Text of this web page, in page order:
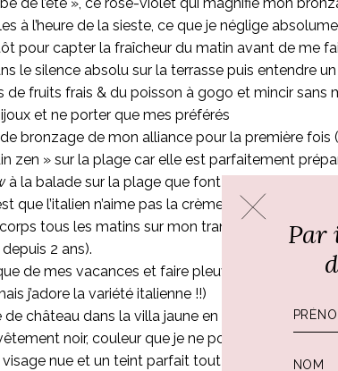
à l’heure de la sieste, ce que je néglige
pour capter la fraîcheur du matin avant de me
le silence absolu sur la terrasse puis entendre
de fruits frais & du poisson à gogo et mincir sans
et ne porter que mes préférés
bronzage de mon alliance pour la première
zen » sur la plage car elle est parfaitement
à la balade sur la plage que font religieusement
que l’italien n’aime pas la crème solaire. Tout le
tous les matins sur mon transat pour
depuis 2 ans).
de mes vacances et faire pleuvoir les
j’adore la variété italienne !!)
de château dans la villa jaune en face du bagno
vêtement noir, couleur que je ne porte jamais
nue et un teint parfait tout frais
Par